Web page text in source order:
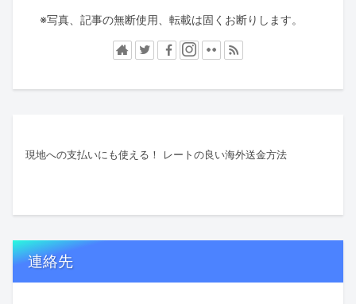
※写真、記事の無断使用、転載は固くお断りします。
現地への支払いにも使える！ レートの良い海外送金方法
連絡先